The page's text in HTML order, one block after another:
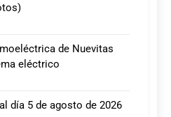
de Nuevitas
eléctrico
día 5 de agosto de 2026